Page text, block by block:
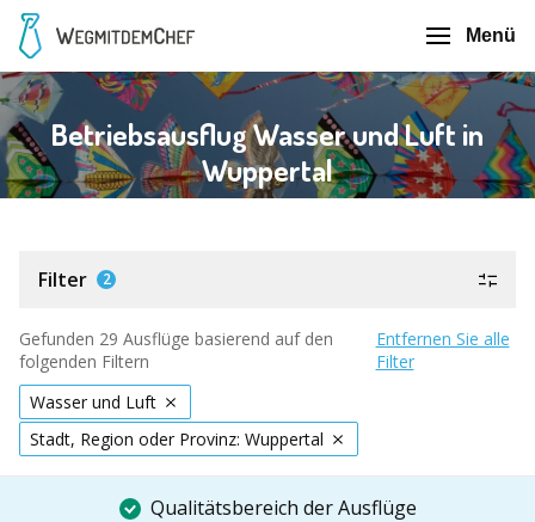
Menü
Betriebsausflug Wasser und Luft in
Wuppertal
Filter 2
Gefunden 29 Ausflüge basierend auf den
folgenden Filtern
Entfernen Sie alle
Filter
Wasser und Luft
Stadt, Region oder Provinz: Wuppertal
Qualitätsbereich der Ausflüge